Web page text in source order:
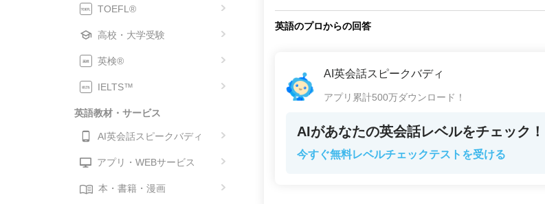
TOEFL®
高校・大学受験
英検®
IELTS™
英語教材・サービス
AI英会話スピークバディ
アプリ・WEBサービス
本・書籍・漫画
英語のプロからの回答
AI英会話スピークバディ
アプリ累計500万ダウンロード！
AIがあなたの英会話レベルをチェック！
今すぐ無料レベルチェックテストを受ける